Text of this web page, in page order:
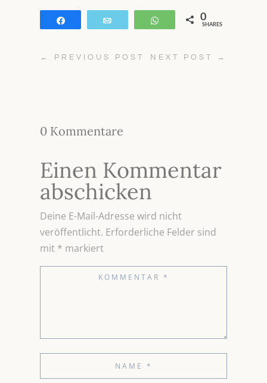
WhatsApp
0
SHARES
← PREVIOUS POST NEXT POST →
0 Kommentare
Einen Kommentar
abschicken
Deine E-Mail-Adresse wird nicht
veröffentlicht. Erforderliche Felder sind
mit * markiert